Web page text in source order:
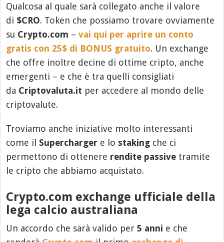
Qualcosa al quale sarà collegato anche il valore
di $CRO. Token che possiamo trovare ovviamente
su Crypto.com –vai qui per aprire un conto
gratis con 25$ di BONUS gratuito. Un exchange
che offre inoltre decine di ottime cripto, anche
emergenti – e che è tra quelli consigliati
da Criptovaluta.it per accedere al mondo delle
criptovalute.
Troviamo anche iniziative molto interessanti
come il Supercharger e lo staking che ci
permettono di ottenere rendite passive tramite
le cripto che abbiamo acquistato.
Crypto.com exchange ufficiale della
lega calcio australiana
Un accordo che sarà valido per5 anni e che